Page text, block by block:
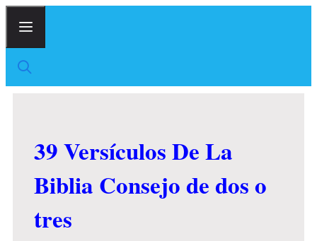
content
Menu
39 Versículos De La
Biblia Consejo de dos o
tres